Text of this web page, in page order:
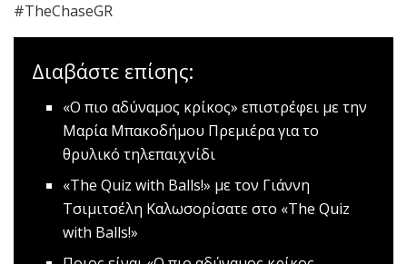
#TheChaseGR
Διαβάστε επίσης:
«Ο πιο αδύναμος κρίκος» επιστρέφει με την
Μαρία Μπακοδήμου Πρεμιέρα για το
θρυλικό τηλεπαιχνίδι
«The Quiz with Balls!» με τον Γιάννη
Τσιμιτσέλη Καλωσορίσατε στο «The Quiz
with Balls!»